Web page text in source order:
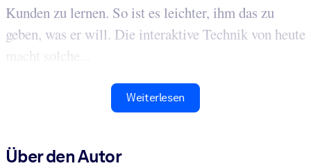
Kunden zu lernen. So ist es leichter, ihm das zu
geben, was er will. Die interaktive Technik von heute
macht solche...
Weiterlesen
Über den Autor